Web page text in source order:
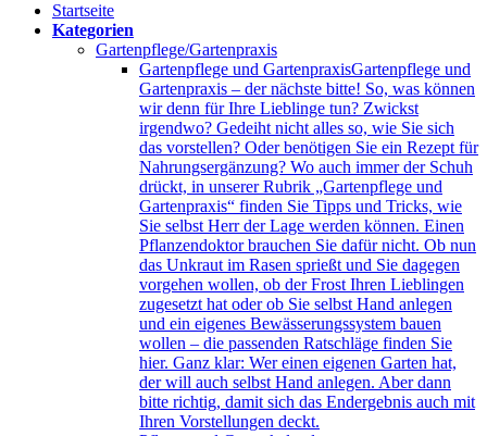
Startseite
Kategorien
Gartenpflege/Gartenpraxis
Gartenpflege und GartenpraxisGartenpflege und
Gartenpraxis – der nächste bitte! So, was können
wir denn für Ihre Lieblinge tun? Zwickst
irgendwo? Gedeiht nicht alles so, wie Sie sich
das vorstellen? Oder benötigen Sie ein Rezept für
Nahrungsergänzung? Wo auch immer der Schuh
drückt, in unserer Rubrik „Gartenpflege und
Gartenpraxis“ finden Sie Tipps und Tricks, wie
Sie selbst Herr der Lage werden können. Einen
Pflanzendoktor brauchen Sie dafür nicht. Ob nun
das Unkraut im Rasen sprießt und Sie dagegen
vorgehen wollen, ob der Frost Ihren Lieblingen
zugesetzt hat oder ob Sie selbst Hand anlegen
und ein eigenes Bewässerungssystem bauen
wollen – die passenden Ratschläge finden Sie
hier. Ganz klar: Wer einen eigenen Garten hat,
der will auch selbst Hand anlegen. Aber dann
bitte richtig, damit sich das Endergebnis auch mit
Ihren Vorstellungen deckt.